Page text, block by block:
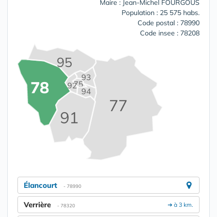
Maire : Jean-Michel FOURGOUS
Population : 25 575 habs.
Code postal : 78990
Code insee : 78208
75
77
78
91
92
93
94
95
Élancourt - 78990
➔ à 3 km.
Verrière - 78320